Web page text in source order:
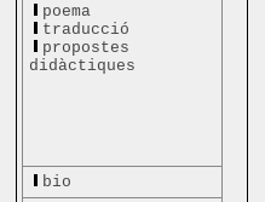
poema
traducció
propostes
didàctiques
bio